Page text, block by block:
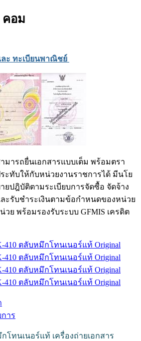
คอม
ละ ทะเบียนพาณิชย์
มารถยื่นเอกสารแบบเต็ม พร้อมตรา
ะทับให้กับหน่วยงานราชการได้ มีนโย
ยปฎิบัติตามระเบียบการจัดซื้อ จัดจ้าง
ะรับชำระเงินตามข้อกำหนดของหน่วย
วย พร้อมรองรับระบบ GFMIS เครดิต
าร
กโทนเนอร์แท้ เครื่องถ่ายเอกสาร